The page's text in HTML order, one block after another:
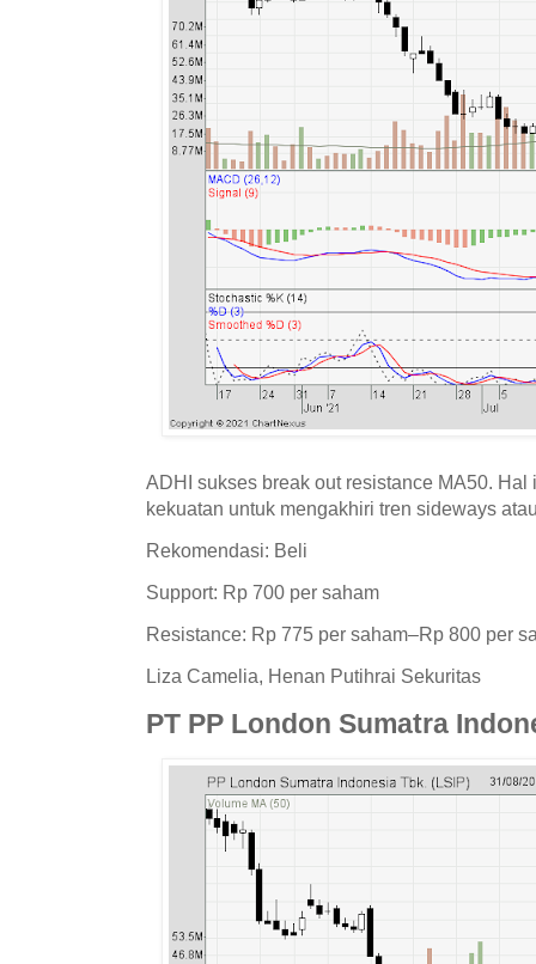
ADHI sukses break out resistance MA50.
kekuatan untuk mengakhiri tren sideways
Rekomendasi: Beli
Support: Rp 700 per saham
Resistance: Rp 775 per saham–Rp 800 per
Liza Camelia, Henan Putihrai Sekuritas
PT PP London Sumatra